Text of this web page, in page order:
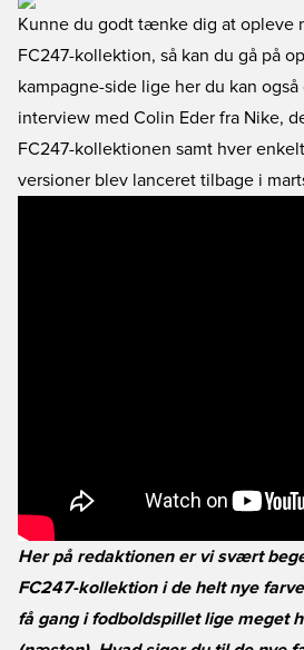
Kunne du godt tænke dig at opleve
FC247-kollektion, så kan du gå på
kampagne-side lige her du kan også
interview med Colin Eder fra Nike,
FC247-kollektionen samt hver
versioner blev lanceret tilbage i
Her på redaktionen er vi svært
FC247-kollektion i de helt nye
få gang i fodboldspillet lige meget